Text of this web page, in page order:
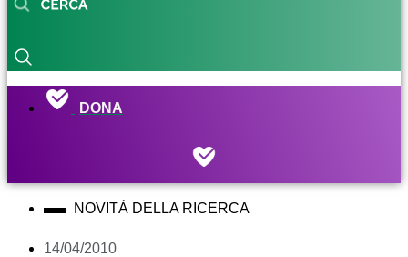
DONA
NOVITÀ DELLA RICERCA
14/04/2010